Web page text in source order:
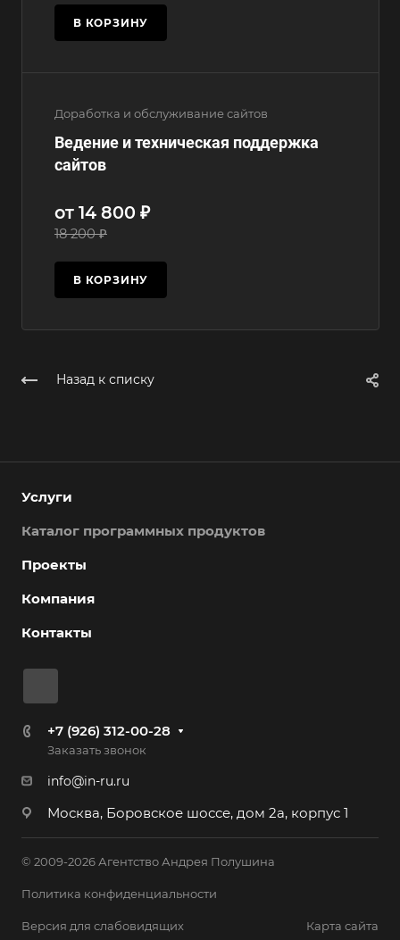
В КОРЗИНУ
Доработка и обслуживание сайтов
Ведение и техническая поддержка
сайтов
от 14 800 ₽
18 200 ₽
В КОРЗИНУ
Назад к списку
Услуги
Каталог программных продуктов
Проекты
Компания
Контакты
+7 (926) 312-00-28
Заказать звонок
info@in-ru.ru
Москва, Боровское шоссе, дом 2а, корпус 1
© 2009-2026 Агентство Андрея Полушина
Политика конфиденциальности
Версия для слабовидящих Карта сайта